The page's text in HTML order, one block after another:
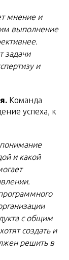
мнение и
выполнение
задачи
и
Команда
успеха, к
и какой
с общим
создать и
решить в